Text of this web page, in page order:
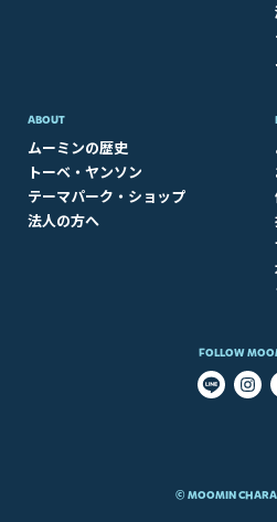
ABOUT​
ムーミンの歴史
トーベ・ヤンソン
テーマパーク・ショップ
法人の方へ
FOLLOW
© MOOMIN